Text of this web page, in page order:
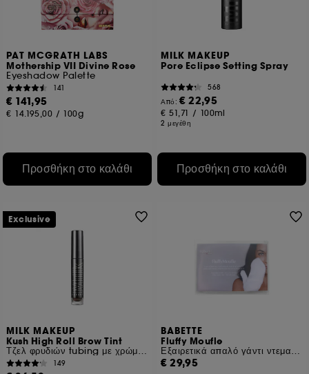
PAT MCGRATH LABS
Mothership VII Divine Rose
Eyeshadow Palette
141
€ 141,95
€ 14.195,00 / 100g
Προσθήκη στο καλάθι
MILK MAKEUP
Pore Eclipse Setting Spray
568
Από:€ 22,95
€ 51,71 / 100ml
2 μεγέθη
Προσθήκη στο καλάθι
MILK MAKEUP
Kush High Roll Brow Tint
Τζελ φρυδιών tubing με χρώμα Καθορισμός και Όγκος
149
Exclusive
BABETTE
Fluffy Moufle
Εξαιρετικά απαλό γάντι ντεμακιγιάζ και καθαρισμού
€ 29,95